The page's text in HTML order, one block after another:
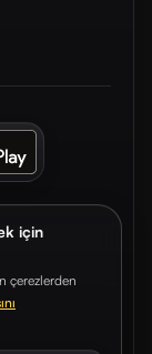
için
çerezlerden